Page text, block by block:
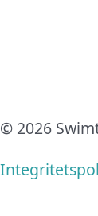
© 2026